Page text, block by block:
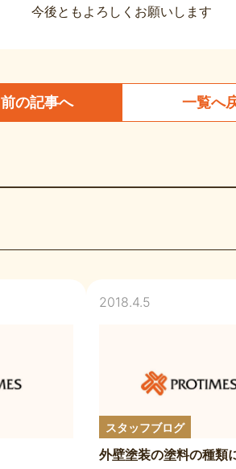
今後ともよろしくお願いします
前の記事へ 一覧へ
2018.4.5
スタッフブログ
外壁塗装の塗料の種類